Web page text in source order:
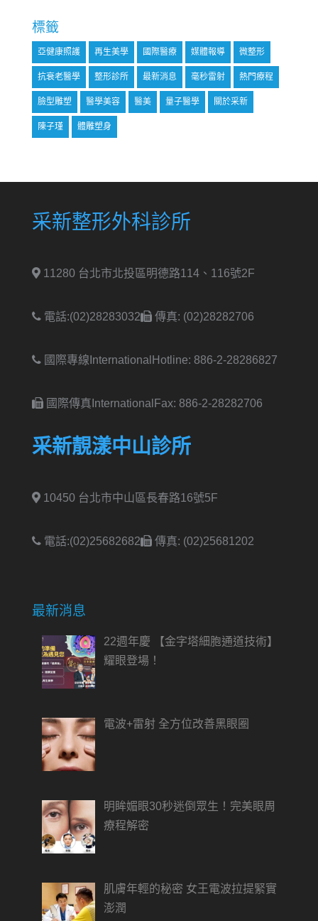
標籤
亞健康照護 再生美學 國際醫療 媒體報導 微整形
抗衰老醫學 整形診所 最新消息 毫秒雷射 熱門療程
臉型雕塑 醫學美容 醫美 量子醫學 關於采新
陳子瑾 體雕塑身
采新整形外科診所
11280 台北市北投區明德路114、116號2F
電話:(02)28283032 傳真: (02)28282706
國際專線International Hotline: 886-2-28286827
國際傳真International Fax: 886-2-28282706
采新靚漾中山診所
10450 台北市中山區長春路16號5F
電話:(02)25682682 傳真: (02)25681202
最新消息
22週年慶 【金字塔細胞通道技術】
耀眼登場！
電波+雷射 全方位改善黑眼圈
明眸媚眼30秒迷倒眾生！完美眼周
療程解密
肌膚年輕的秘密 女王電波拉提緊實
澎潤